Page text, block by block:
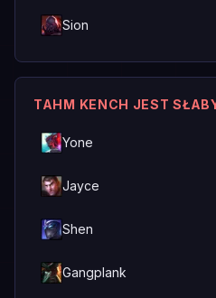
Sion
TAHM KENCH JEST
Yone
Jayce
Shen
Gangplank